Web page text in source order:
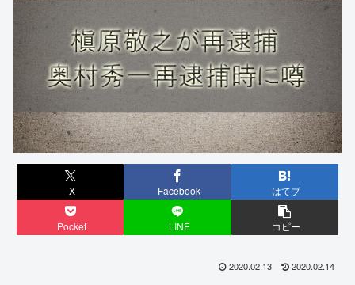
X Facebook はてブ
Pocket LINE コピー
2020.02.13 2020.02.14